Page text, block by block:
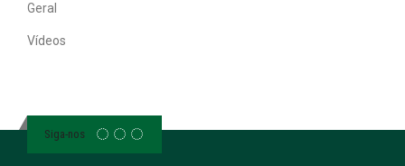
Geral
Vídeos
Siga-nos